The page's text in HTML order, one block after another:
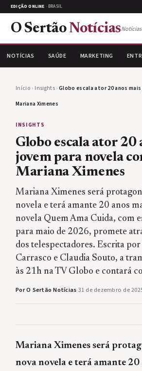
EDIÇÃO ONLINE · BRASIL
O Sertão Notícias
NOTÍCIAS SAÚDE MARKETING
Início › Insights›Globo escala ator 20 anos
Mariana Ximenes
INSIGHTS
Globo escala ator 20
jovem para novela
Mariana Ximenes
Mariana Ximenes será
novela e terá amante 20 anos
novela Quem Ama Cuida, com
para maio de 2026, promete
dos telespectadores. Escrita
Carrasco e Claudia Souto, a
às 21h na TV Globo e contará
Por O Sertão Notícias·31 de dezembro de
Mariana Ximenes será
nova novela e terá amante 20